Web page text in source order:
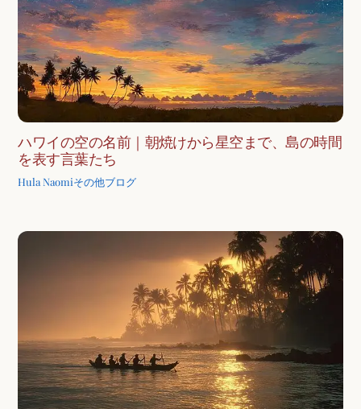
ハワイの空の名前｜朝焼けから星空まで、島の時間
を表す言葉たち
Hula Naomiその他ブログ